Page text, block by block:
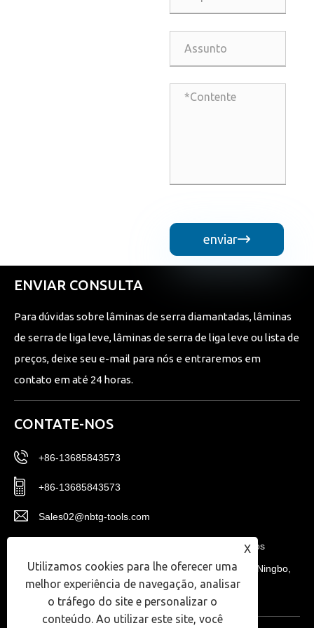
enviar
ENVIAR CONSULTA
Para dúvidas sobre lâminas de serra diamantadas, lâminas
de serra de liga leve, lâminas de serra de liga leve ou lista de
preços, deixe seu e-mail para nós e entraremos em
contato em até 24 horas.
CONTATE-NOS
+86-13685843573
+86-13685843573
Sales02@nbtg-tools.com
Nº 20, Distrito Leste, Centro de Inovação de Novos
Materiais de Ningbo, Zona de Alta Tecnologia de Ningbo,
Província de Zhejiang, China.
X
Utilizamos cookies para lhe oferecer uma
melhor experiência de navegação, analisar
o tráfego do site e personalizar o
conteúdo. Ao utilizar este site, você